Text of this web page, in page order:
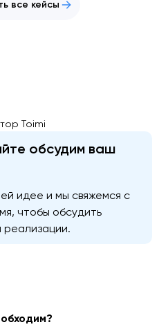
все кейсы
Toimi
обсудим ваш
идее и мы свяжемся с
чтобы обсудить
реализации.